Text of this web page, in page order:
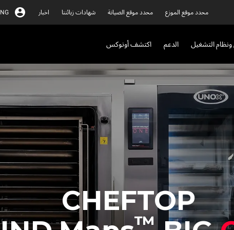
محدد موقع الموزع محدد موقع الصيانة شهادات زبائننا اخبار
ونظام التشغيل الدعم اكتشف أونوكس
CHEFTOP
™